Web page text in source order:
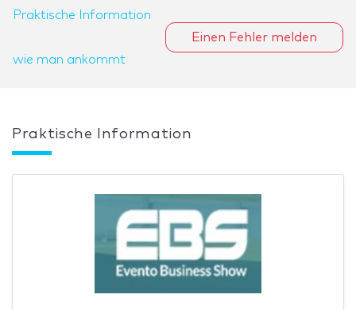
Praktische Information
wie man ankommt
Einen Fehler melden
Praktische Information